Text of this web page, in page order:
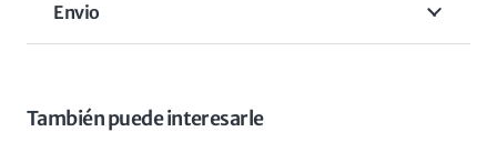
Envio
También puede interesarle